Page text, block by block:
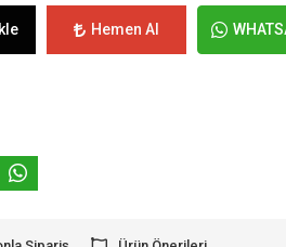
Hemen Al